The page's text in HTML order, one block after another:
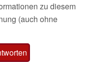
zu diesem
(auch ohne